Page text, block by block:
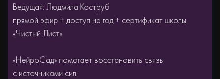
Ведущая: Людмила Коструб
прямой эфир + доступ на год + сертификат школы
«Чистый Лист»
«НейроСад» помогает восстановить связь
с источниками сил.